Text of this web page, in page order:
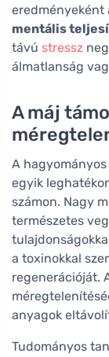
eredményeként
mentális
távú stressz
álmatlanság
A máj
A
egyik
számon. Nagy
természetes
a toxinokkal
regenerációját.
anyagok
Tudományos